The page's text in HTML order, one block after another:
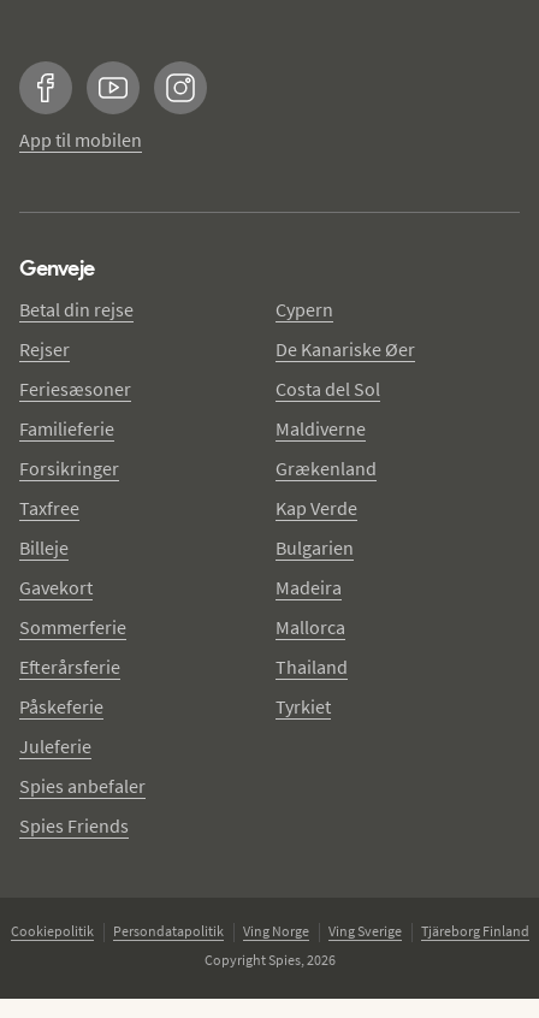
FacebookYouTubeInstagram
App til mobilen
Genveje
Betal din rejse
Rejser
Feriesæsoner
Familieferie
Forsikringer
Taxfree
Billeje
Gavekort
Sommerferie
Efterårsferie
Påskeferie
Juleferie
Spies anbefaler
Spies Friends
Cypern
De Kanariske Øer
Costa del Sol
Maldiverne
Grækenland
Kap Verde
Bulgarien
Madeira
Mallorca
Thailand
Tyrkiet
Cookiepolitik Persondatapolitik Ving Norge Ving Sverige
Tjäreborg Finland
Copyright Spies, 2026